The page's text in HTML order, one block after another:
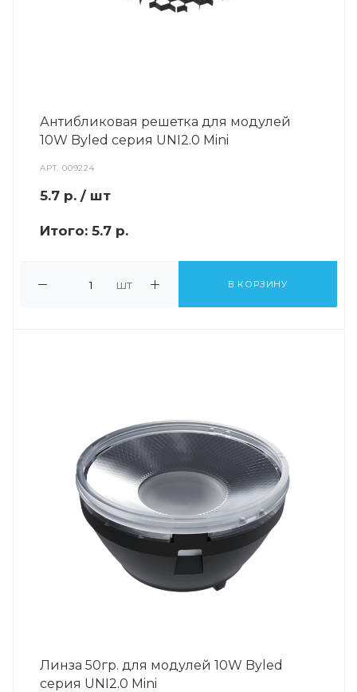
Антибликовая решетка для модулей
10W Byled серия UNI2.0 Mini
АРТ.009224
5.7 р. / шт
Итого: 5.7 р.
шт В КОРЗИНУ
Линза 50гр. для модулей 10W Byled
серия UNI2.0 Mini